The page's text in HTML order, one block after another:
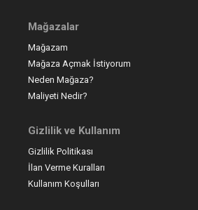
Mağazalar
Mağazam
Mağaza Açmak İstiyorum
Neden Mağaza?
Maliyeti Nedir?
Gizlilik ve Kullanım
Gizlilik Politikası
İlan Verme Kuralları
Kullanım Koşulları